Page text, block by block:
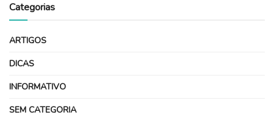
Categorias
ARTIGOS
DICAS
INFORMATIVO
SEM CATEGORIA